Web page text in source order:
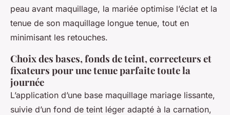
peau avant maquillage, la mariée optimise l’éclat et la
tenue de son maquillage longue tenue, tout en
minimisant les retouches.
Choix des bases, fonds de teint, correcteurs et
fixateurs pour une tenue parfaite toute la
journée
L’application d’une base maquillage mariage lissante,
suivie d’un fond de teint léger adapté à la carnation,